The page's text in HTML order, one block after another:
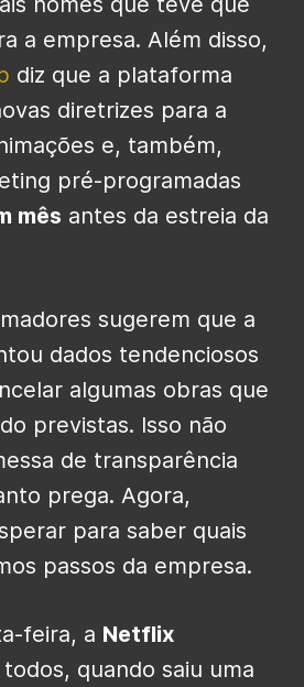
a empresa. Além disso,
diz que a plataforma
diretrizes para a
e, também,
pré-programadas
mês antes da estreia da
sugerem que a
dados tendenciosos
algumas obras que
previstas. Isso não
de transparência
prega. Agora,
para saber quais
passos da empresa.
feira, a Netflix
quando saiu uma